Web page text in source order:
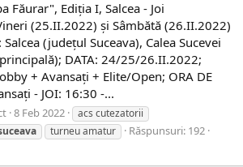
Făurar", Ediția I, Salcea - Joi
(25.II.2022) și Sâmbătă (26.II.2022)
Salcea (județul Suceava), Calea Sucevei
DATA: 24/25/26.II.2022;
+ Avansați + Elite/Open; ORA DE
- JOI: 16:30 -...
8 Feb 2022
acs cutezatorii
turneu amatur
Răspunsuri: 192